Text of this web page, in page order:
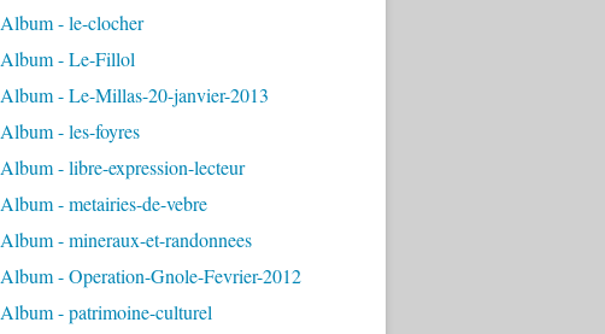
Album - le-clocher
Album - Le-Fillol
Album - Le-Millas-20-janvier-2013
Album - les-foyres
Album - libre-expression-lecteur
Album - metairies-de-vebre
Album - mineraux-et-randonnees
Album - Operation-Gnole-Fevrier-2012
Album - patrimoine-culturel